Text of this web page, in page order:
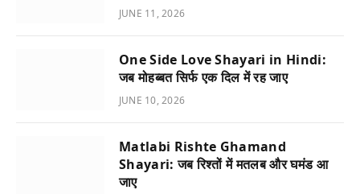
JUNE 11, 2026
One Side Love Shayari in Hindi:
जब मोहब्बत सिर्फ एक दिल में रह जाए
JUNE 10, 2026
Matlabi Rishte Ghamand
Shayari: जब रिश्तों में मतलब और घमंड आ
जाए